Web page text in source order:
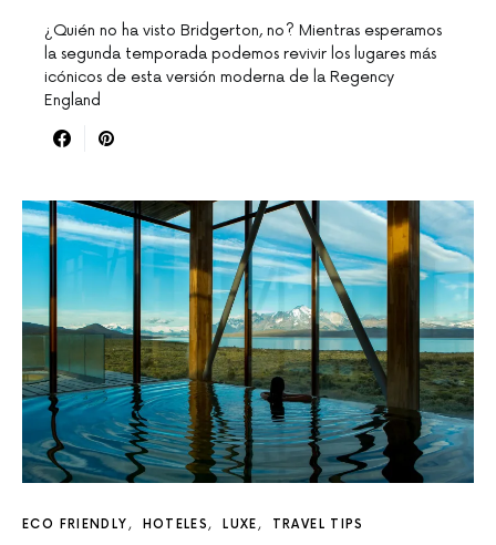
¿Quién no ha visto Bridgerton, no? Mientras esperamos
la segunda temporada podemos revivir los lugares más
icónicos de esta versión moderna de la Regency
England
ECO FRIENDLY HOTELES LUXE TRAVEL TIPS